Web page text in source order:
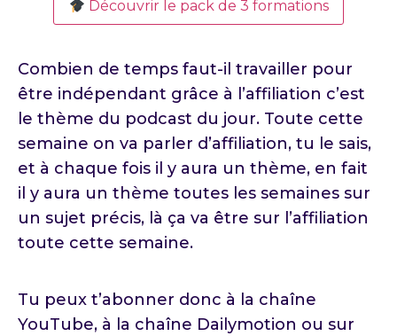
Découvrir le pack de 3 formations
Combien de temps faut-il travailler pour
être indépendant grâce à l’affiliation c’est
le thème du podcast du jour. Toute cette
semaine on va parler d’affiliation, tu le sais,
et à chaque fois il y aura un thème, en fait
il y aura un thème toutes les semaines sur
un sujet précis, là ça va être sur l’affiliation
toute cette semaine.
Tu peux t’abonner donc à la chaîne
YouTube, à la chaîne Dailymotion ou sur